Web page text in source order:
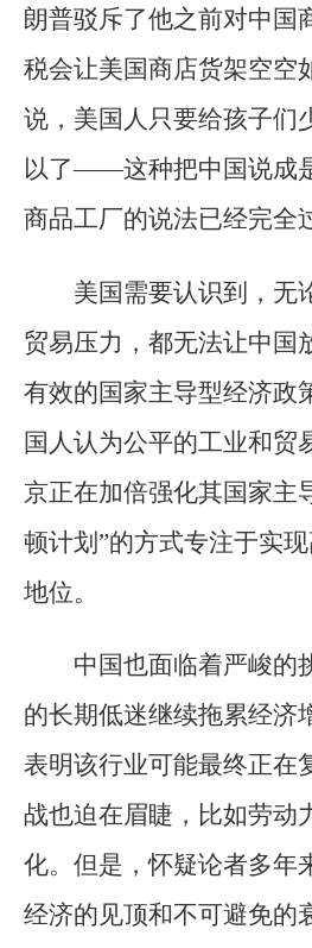
朗普驳斥了他之前对中国
税会让美国商店货架空空
说，美国人只要给孩子们
以了——这种把中国说成
商品工厂的说法已经完全
美国需要认识到，无
贸易压力，都无法让中国
有效的国家主导型经济政
国人认为公平的工业和贸
京正在加倍强化其国家主
顿计划”的方式专注于实
地位。
中国也面临着严峻的
的长期低迷继续拖累经济
表明该行业可能最终正在
战也迫在眉睫，比如劳动
化。但是，怀疑论者多年
经济的见顶和不可避免的